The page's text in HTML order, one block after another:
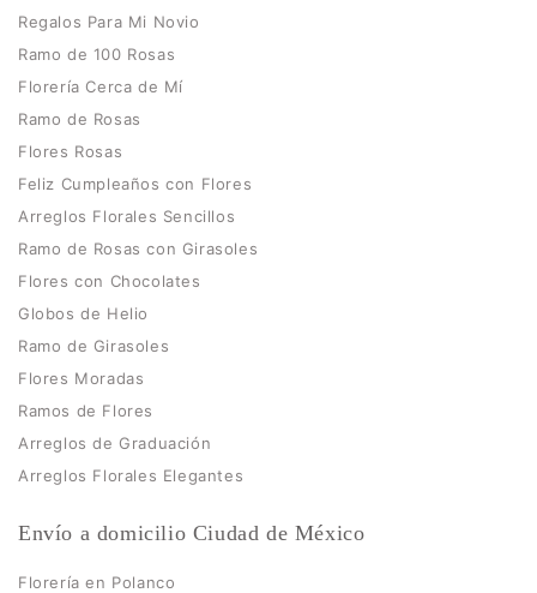
Regalos Para Mi Novio
Ramo de 100 Rosas
Florería Cerca de Mí
Ramo de Rosas
Flores Rosas
Feliz Cumpleaños con Flores
Arreglos Florales Sencillos
Ramo de Rosas con Girasoles
Flores con Chocolates
Globos de Helio
Ramo de Girasoles
Flores Moradas
Ramos de Flores
Arreglos de Graduación
Arreglos Florales Elegantes
Envío a domicilio Ciudad de México
Florería en Polanco